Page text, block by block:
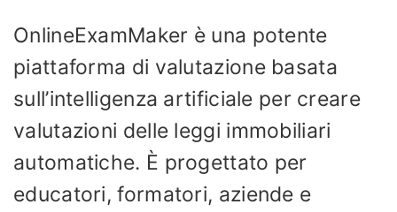
OnlineExamMaker è una potente
piattaforma di valutazione basata
sull’intelligenza artificiale per creare
valutazioni delle leggi immobiliari
automatiche. È progettato per
educatori, formatori, aziende e